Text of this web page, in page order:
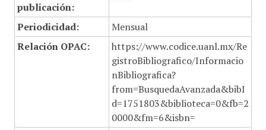
publicación:
Periodicidad:
Mensual
Relación OPAC:
https://www.codice.uanl.mx/Re
gistroBibliografico/Informacio
nBibliografica?
from=BusquedaAvanzada&bibI
d=1751803&biblioteca=0&fb=2
0000&fm=6&isbn=